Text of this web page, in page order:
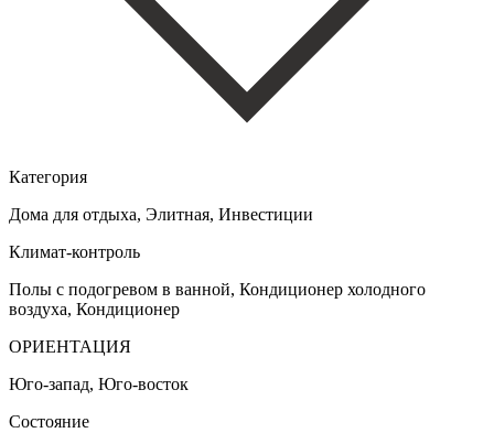
Категория
Дома для отдыха, Элитная, Инвестиции
Климат-контроль
Полы с подогревом в ванной, Кондиционер холодного
воздуха, Кондиционер
ОРИЕНТАЦИЯ
Юго-запад, Юго-восток
Состояние